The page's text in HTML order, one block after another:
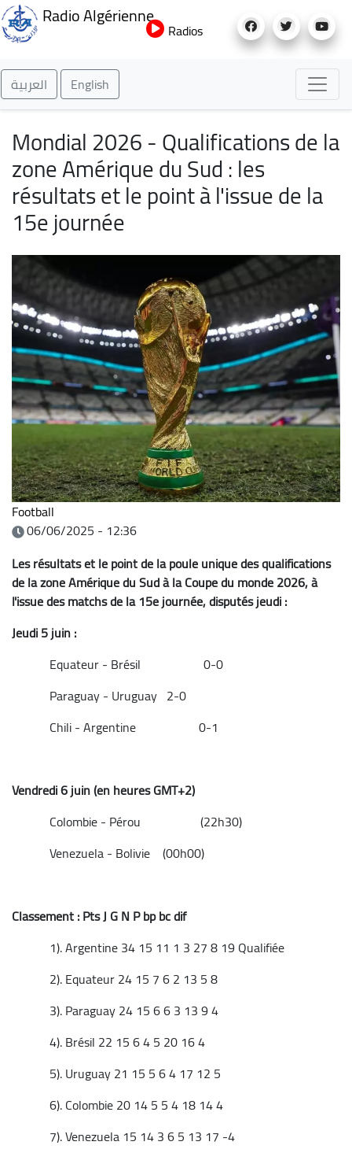
au
Radio Algérienne
Radios
العربية English
Mondial 2026 - Qualifications de la
zone Amérique du Sud : les
résultats et le point à l'issue de la
15e journée
Football
06/06/2025 - 12:36
Les résultats et le point de la poule unique des qualifications
de la zone Amérique du Sud à la Coupe du monde 2026, à
l'issue des matchs de la 15e journée, disputés jeudi :
Jeudi 5 juin :
Equateur - Brésil 0-0
Paraguay - Uruguay 2-0
Chili - Argentine 0-1
Vendredi 6 juin (en heures GMT+2)
Colombie - Pérou (22h30)
Venezuela - Bolivie (00h00)
Classement : Pts J G N P bp bc dif
1). Argentine 34 15 11 1 3 27 8 19 Qualifiée
2). Equateur 24 15 7 6 2 13 5 8
3). Paraguay 24 15 6 6 3 13 9 4
4). Brésil 22 15 6 4 5 20 16 4
5). Uruguay 21 15 5 6 4 17 12 5
6). Colombie 20 14 5 5 4 18 14 4
7). Venezuela 15 14 3 6 5 13 17 -4